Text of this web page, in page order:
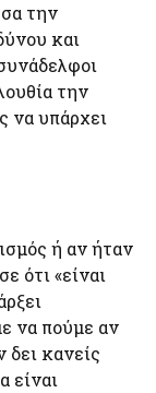
την
και
την
να υπάρχει
ή αν ήταν
ότι «είναι
να πούμε αν
δει κανείς
είναι